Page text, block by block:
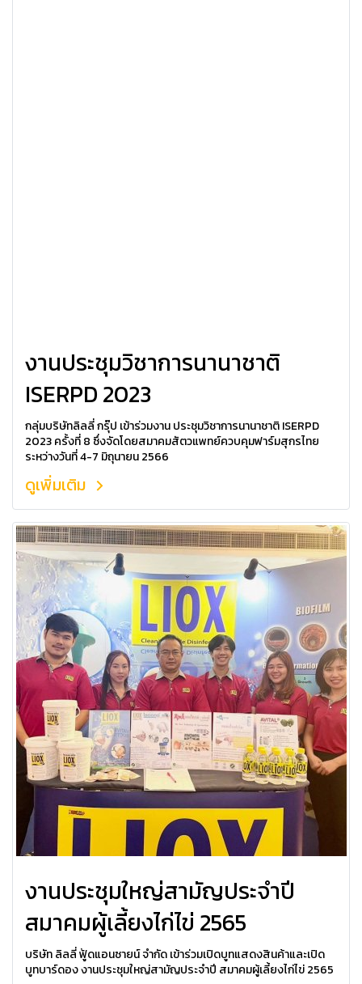
งานประชุมวิชาการนานาชาติ
ISERPD 2023
กลุ่มบริษัทลิลลี่ กรุ๊ป เข้าร่วมงาน ประชุมวิชาการนานาชาติ ISERPD
2023 ครั้งที่ 8 ซึ่งจัดโดยสมาคมสัตวแพทย์ควบคุมฟาร์มสุกรไทย
ระหว่างวันที่ 4-7 มิถุนายน 2566
ดูเพิ่มเติม
งานประชุมใหญ่สามัญประจำปี
สมาคมผู้เลี้ยงไก่ไข่ 2565
บริษัท ลิลลี่ ฟู้ดแอนซายน์ จำกัด เข้าร่วมเปิดบูทแสดงสินค้าและเปิด
บูทบาร์ดอง งานประชุมใหญ่สามัญประจำปี สมาคมผู้เลี้ยงไก่ไข่ 2565